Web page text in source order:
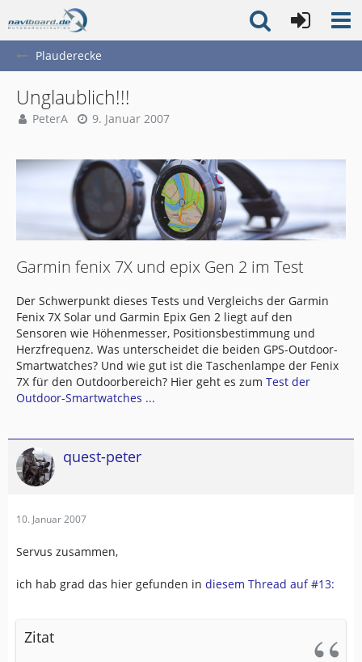
Plauderecke
Unglaublich!!!
PeterA 9. Januar 2007
Garmin fenix 7X und epix Gen 2 im Test
Der Schwerpunkt dieses Tests und Vergleichs der Garmin
Fenix 7X Solar und Garmin Epix Gen 2 liegt auf den
Sensoren wie Höhenmesser, Positionsbestimmung und
Herzfrequenz. Was unterscheidet die beiden GPS-Outdoor-
Smartwatches? Und wie gut ist die Taschenlampe der Fenix
7X für den Outdoorbereich? Hier geht es zum Test der
Outdoor-Smartwatches ...
quest-peter
10. Januar 2007
Servus zusammen,
ich hab grad das hier gefunden in diesem Thread auf #13:
Zitat